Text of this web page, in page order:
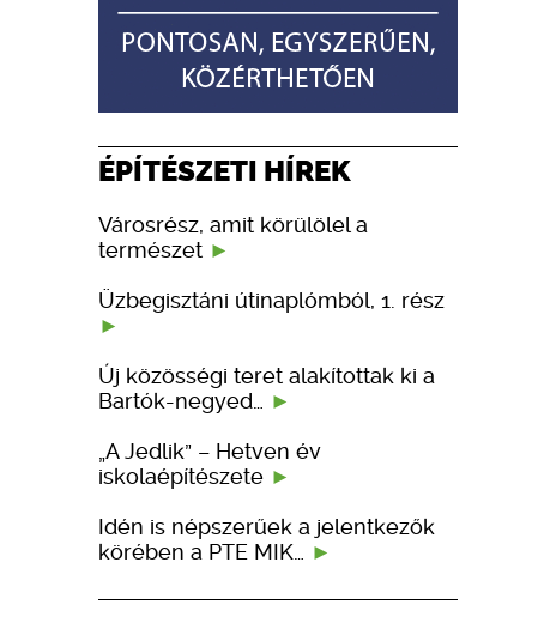
ÉPÍTÉSZETI HÍREK
Városrész, amit körülölel a
természet
Üzbegisztáni útinaplómból, 1. rész
Új közösségi teret alakítottak ki a
Bartók-negyed…
„A Jedlik” – Hetven év
iskolaépítészete
Idén is népszerűek a jelentkezők
körében a PTE MIK…